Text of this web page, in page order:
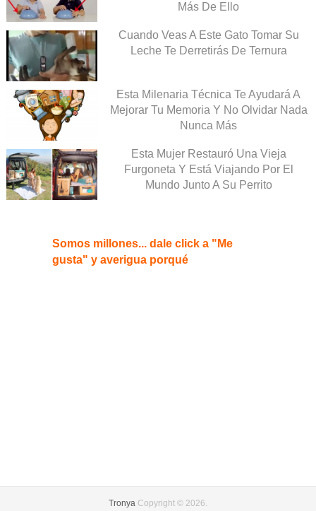
Más De Ello
Cuando Veas A Este Gato Tomar Su
Leche Te Derretirás De Ternura
Esta Milenaria Técnica Te Ayudará A
Mejorar Tu Memoria Y No Olvidar Nada
Nunca Más
Esta Mujer Restauró Una Vieja
Furgoneta Y Está Viajando Por El
Mundo Junto A Su Perrito
Somos millones... dale click a "Me
gusta" y averigua porqué
Tronya Copyright © 2026.